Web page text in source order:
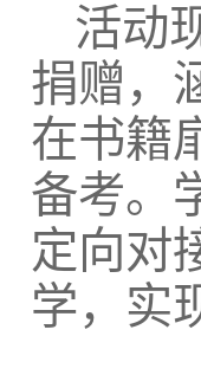
活动
捐赠，
在书籍
备考。
定向对
学，实